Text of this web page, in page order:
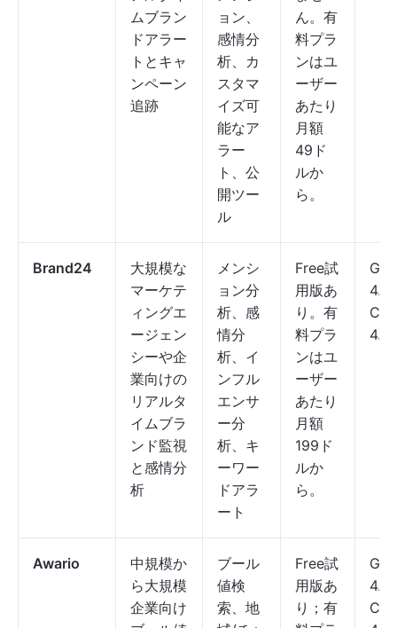
ムブラン
ドアラー
トとキャ
ンペーン
追跡
ョン、
感情分
析、カ
スタマ
イズ可
能なア
ラー
ト、公
開ツー
ル
ん。有
料プラ
ンはユ
ーザー
あたり
月額
49ド
ルか
ら。
Brand24
大規模な
マーケテ
ィングエ
ージェン
シーや企
業向けの
リアルタ
イムブラ
ンド監視
と感情分
析
メンシ
ョン分
析、感
情分
析、イ
ンフル
エンサ
ー分
析、キ
ーワー
ドアラ
ート
Free試
用版あ
り。有
料プラ
ンはユ
ーザー
あたり
月額
199ド
ルか
ら。
G2:
Awario
中規模か
ら大規模
企業向け
ブール
値検
索、地
Free試
用版あ
り；有
G2: